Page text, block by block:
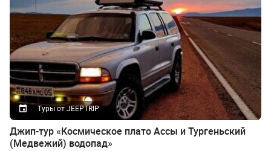
Туры от JEEPTRIP
Джип-тур «Космическое плато Ассы и Тургеньский
(Медвежий) водопад»